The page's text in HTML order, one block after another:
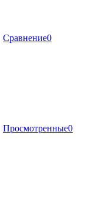
Сравнение0
Просмотренные0